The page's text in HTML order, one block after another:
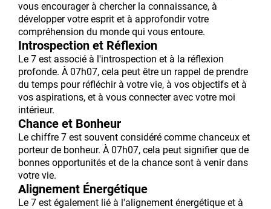
vous encourager à chercher la connaissance, à
développer votre esprit et à approfondir votre
compréhension du monde qui vous entoure.
Introspection et Réflexion
Le 7 est associé à l'introspection et à la réflexion
profonde. À 07h07, cela peut être un rappel de prendre
du temps pour réfléchir à votre vie, à vos objectifs et à
vos aspirations, et à vous connecter avec votre moi
intérieur.
Chance et Bonheur
Le chiffre 7 est souvent considéré comme chanceux et
porteur de bonheur. À 07h07, cela peut signifier que de
bonnes opportunités et de la chance sont à venir dans
votre vie.
Alignement Énergétique
Le 7 est également lié à l'alignement énergétique et à